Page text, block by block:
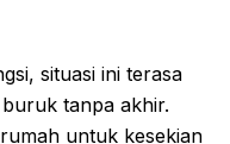
situasi ini terasa
tanpa akhir.
untuk kesekian